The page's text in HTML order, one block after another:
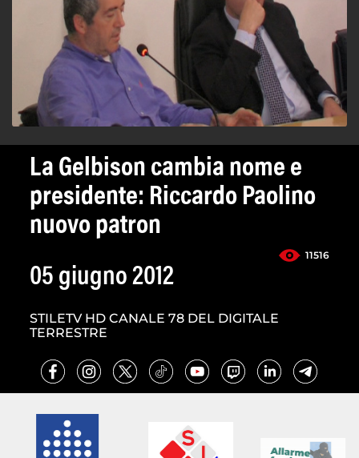
La Gelbison cambia nome e
presidente: Riccardo Paolino
nuovo patron
11516
05 giugno 2012
STILETV HD CANALE 78 DEL DIGITALE
TERRESTRE